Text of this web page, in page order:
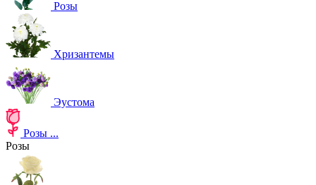
Розы
Хризантемы
Эустома
Розы ...
Розы